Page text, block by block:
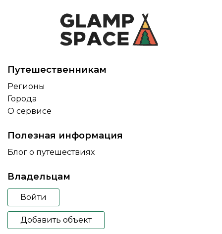
Путешественникам
Регионы
Города
О сервисе
Полезная информация
Блог о путешествиях
Владельцам
Войти
Добавить объект